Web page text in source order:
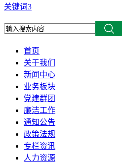
关键词3
首页
关于我们
新闻中心
业务板块
党建群团
廉洁工作
通知公告
政策法规
专栏资讯
人力资源